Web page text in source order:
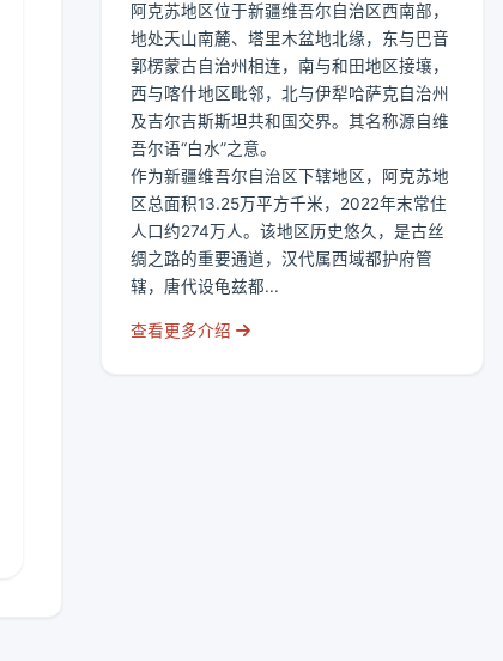
阿克苏地区位于新疆维吾尔自治区西南部，
地处天山南麓、塔里木盆地北缘，东与巴音
郭楞蒙古自治州相连，南与和田地区接壤，
西与喀什地区毗邻，北与伊犁哈萨克自治州
及吉尔吉斯斯坦共和国交界。其名称源自维
吾尔语“白水”之意。
作为新疆维吾尔自治区下辖地区，阿克苏地
区总面积13.25万平方千米，2022年末常住
人口约274万人。该地区历史悠久，是古丝
绸之路的重要通道，汉代属西域都护府管
辖，唐代设龟兹都...
查看更多介绍